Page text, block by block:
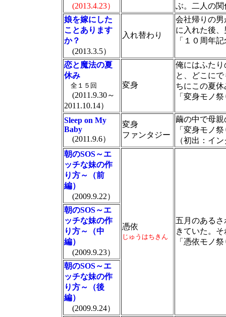
(2013.4.23）
ぶ。二人の
娘を嫁にした
ことあります
か？
(2013.3.5）
入れ替わり
会社帰りの
に入れた後
「１０周年
恋と魔法の夏
休み
全１５回
(2011.9.30～
2011.10.14）
変身
俺にはふた
と、どこに
ちにこの夏
「変身モノ
Sleep on My
Baby
(2011.9.6）
変身
ファンタジー
繭の中で母
「変身モノ
（初出：イ
朝のSOS～エ
ッチな妹の作
り方～（前
編）
(2009.9.22）
憑依
じゅうはちきん
五月のある
きていた。
「憑依モノ
朝のSOS～エ
ッチな妹の作
り方～（中
編）
(2009.9.23）
朝のSOS～エ
ッチな妹の作
り方～（後
編）
(2009.9.24）